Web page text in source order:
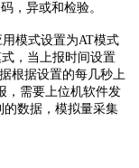
，异或和检验。
模式设置为AT模式
，当上报时间设置
根据设置的每几秒上
，需要上位机软件发
数据，模拟量采集